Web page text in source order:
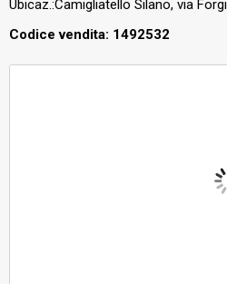
piccola
a cui si accede
da letto e 1 wc.
sul quale si
cottura.
Locale
Ubicaz.:Camigliatello Silano, via
Codice vendita: 1492532